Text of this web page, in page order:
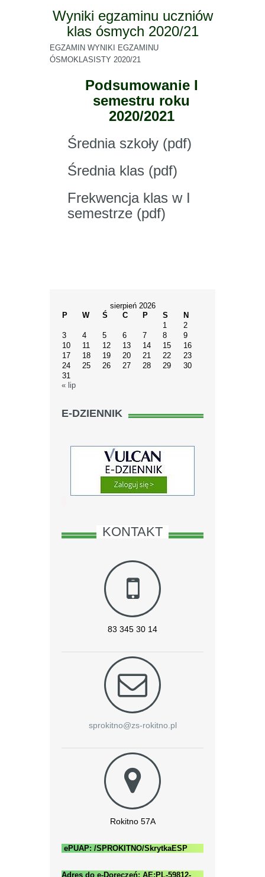
Wyniki egzaminu uczniów
klas ósmych 2020/21
EGZAMIN WYNIKI EGZAMINU
ÓSMOKLASISTY 2020/21
Podsumowanie I
semestru roku
2020/2021
Średnia szkoły (pdf)
Średnia klas (pdf)
Frekwencja klas w I
semestrze (pdf)
sierpień 2026
P
W Ś C P S
N
1
2
3
4 5 6 7 8
9
10
11 12 13 14 15
16
17
18 19 20 21 22
23
24
25 26 27 28 29
30
31
« lip
E-DZIENNIK
KONTAKT
83 345 30 14
sprokitno@zs-rokitno.pl
Rokitno 57A
ePUAP: /SPROKITNO/SkrytkaESP
Adres do e-Doręczeń: AE:PL-59812-